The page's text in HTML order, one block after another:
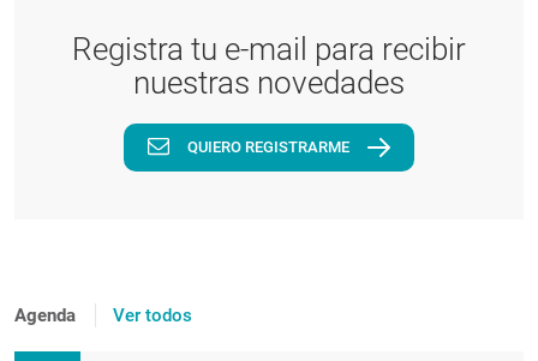
Registra tu e-mail para recibir
nuestras novedades
QUIERO REGISTRARME
Agenda Ver todos